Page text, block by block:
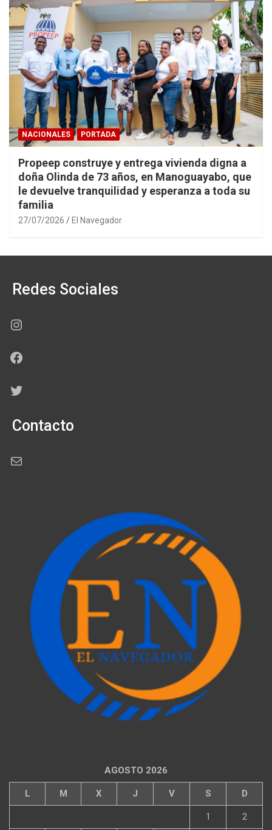
NACIONALES PORTADA
Propeep construye y entrega vivienda digna a
doña Olinda de 73 años, en Manoguayabo, que
le devuelve tranquilidad y esperanza a toda su
familia
27/07/2026 El Navegador
Redes Sociales
Instagram
Facebook
Twitter
Contacto
Correo electrónico
AGOSTO 2026
L M X J V S D
1 2